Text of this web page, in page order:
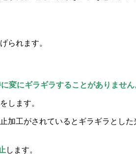
られます。
変にギラギラすることがありません
します。
工がされているとギラギラとし
します。